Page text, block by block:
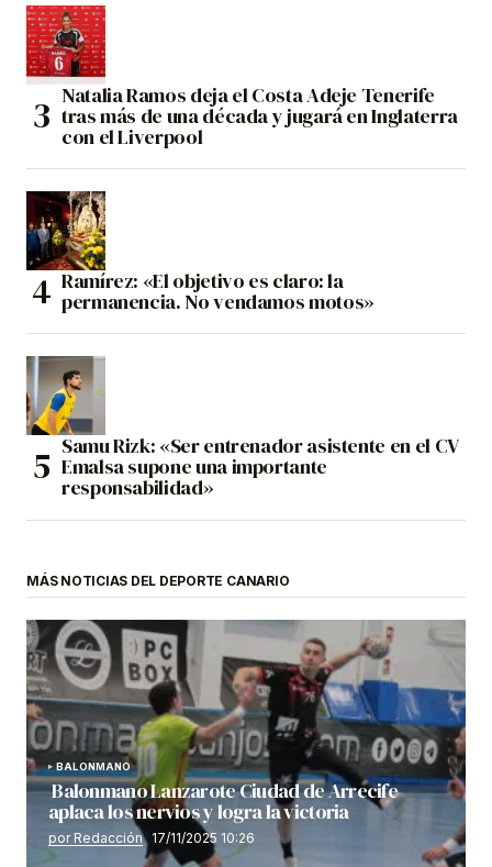
Natalia Ramos deja el Costa Adeje Tenerife
tras más de una década y jugará en Inglaterra
con el Liverpool
Ramírez: «El objetivo es claro: la
permanencia. No vendamos motos»
Samu Rizk: «Ser entrenador asistente en el CV
Emalsa supone una importante
responsabilidad»
MÁS NOTICIAS DEL DEPORTE CANARIO
BALONMANO
Balonmano Lanzarote Ciudad de Arrecife
aplaca los nervios y logra la victoria
por Redacción 17/11/2025 10:26